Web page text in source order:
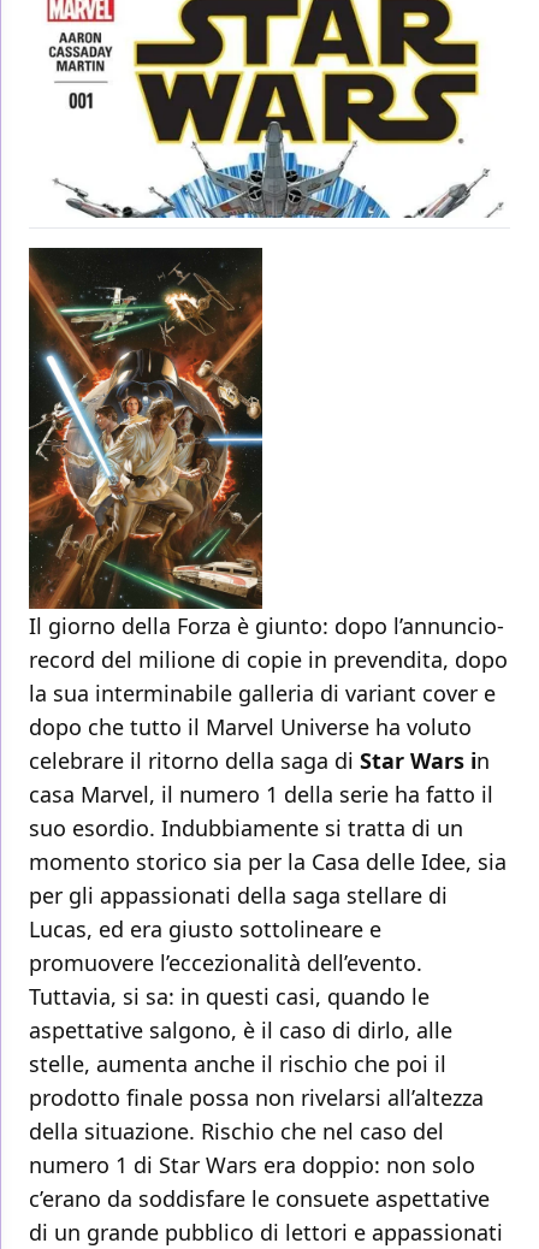
Il giorno della Forza è giunto: dopo l’annuncio-
record del milione di copie in prevendita, dopo
la sua interminabile galleria di variant cover e
dopo che tutto il Marvel Universe ha voluto
celebrare il ritorno della saga di Star Wars in
casa Marvel, il numero 1 della serie ha fatto il
suo esordio. Indubbiamente si tratta di un
momento storico sia per la Casa delle Idee, sia
per gli appassionati della saga stellare di
Lucas, ed era giusto sottolineare e
promuovere l’eccezionalità dell’evento.
Tuttavia, si sa: in questi casi, quando le
aspettative salgono, è il caso di dirlo, alle
stelle, aumenta anche il rischio che poi il
prodotto finale possa non rivelarsi all’altezza
della situazione. Rischio che nel caso del
numero 1 di Star Wars era doppio: non solo
c’erano da soddisfare le consuete aspettative
di un grande pubblico di lettori e appassionati